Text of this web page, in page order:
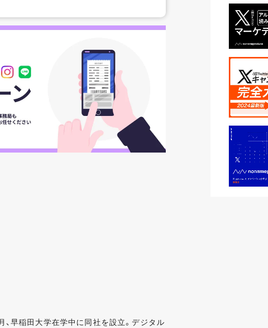
早稲田大学在学中に同社を設立。デジタル